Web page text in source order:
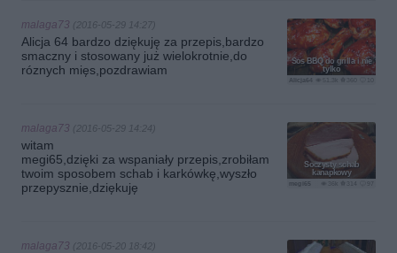
Sos BBQ do grilla i nie
tylko
Alicja64
malaga73 (2016-05-29 14:27)
Alicja 64 bardzo dziękuję za przepis,bardzo
smaczny i stosowany już wielokrotnie,do
róznych mięs,pozdrawiam
Soczysty schab
kanapkowy
314
megi65
malaga73 (2016-05-29 14:24)
witam
megi65,dzięki za wspaniały przepis,zrobiłam
twoim sposobem schab i karkówkę,wyszło
przepysznie,dziękuję
malaga73 (2016-05-20 18:42)